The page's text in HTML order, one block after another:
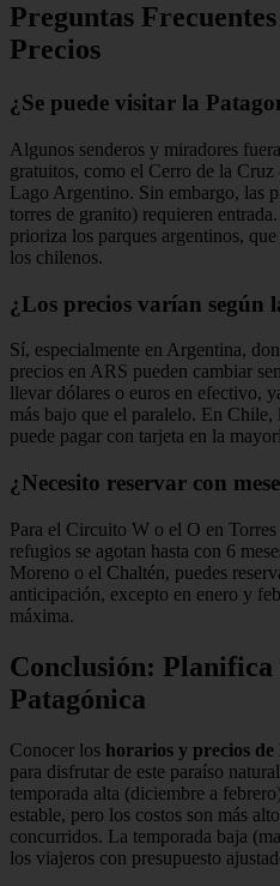
Preguntas
Precios
¿Se puede visitar la
Algunos senderos y miradores
gratuitos, como el Cerro de la
Lago Argentino. Sin embargo, las
torres de granito) requieren
prioriza los parques argentinos,
los chilenos.
¿Los precios varían según
Sí, especialmente en Argentina,
precios en ARS pueden cambiar
llevar dólares o euros en efectivo,
más bajo que el paralelo. En Chile,
puede pagar con tarjeta en la
¿Necesito reservar con
Para el Circuito W o el O en
refugios se agotan hasta con 6
Moreno o el Chaltén, puedes
anticipación, excepto en enero y
máxima.
Conclusión:
Patagónica
Conocer los horarios y precios
para disfrutar de este paraíso
temporada alta (diciembre a
estable, pero los costos son más
concurridos. La temporada baja
los viajeros con presupuesto